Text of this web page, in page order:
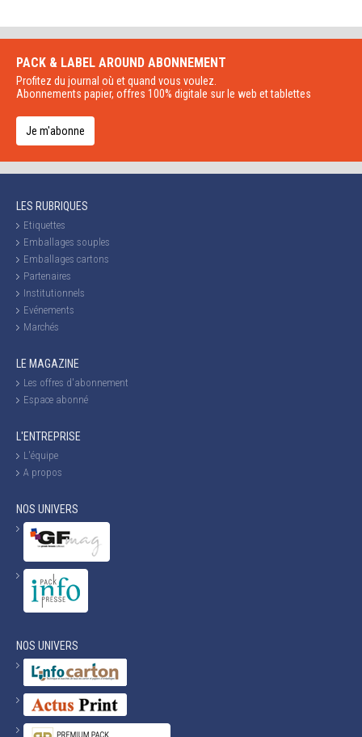
PACK & LABEL AROUND ABONNEMENT
Profitez du journal où et quand vous voulez.
Abonnements papier, offres 100% digitale sur le web et tablettes
Je m'abonne
LES RUBRIQUES
Etiquettes
Emballages souples
Emballages cartons
Partenaires
Institutionnels
Evénements
Marchés
LE MAGAZINE
Les offres d'abonnement
Espace abonné
L'ENTREPRISE
L'équipe
A propos
NOS UNIVERS
NOS UNIVERS